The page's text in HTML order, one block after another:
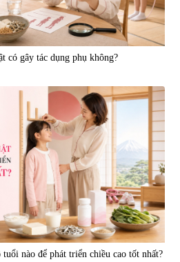
có gây tác dụng phụ không?
nào để phát triển chiều cao tốt nhất?